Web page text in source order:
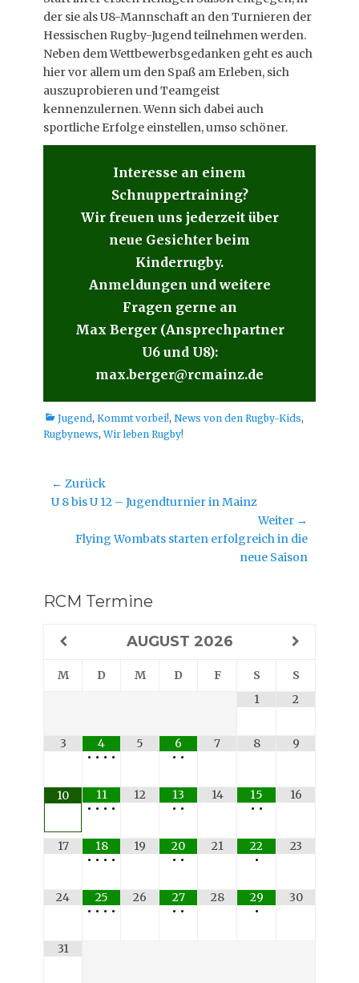
der sie als U8-Mannschaft an den Turnieren der
Hessischen Rugby-Jugend teilnehmen werden.
Neben dem Wettbewerbsgedanken geht es auch
hier vor allem um den Spaß am Erleben, sich
auszuprobieren und Teamgeist
kennenzulernen. Wenn sich dabei auch
sportliche Erfolge einstellen, umso schöner.
Interesse an einem
Schnuppertraining?
Wir freuen uns jederzeit über
neue Gesichter beim
Kinderrugby.
Anmeldungen und weitere
Fragen gerne an
Max Berger (Ansprechpartner
U6 und U8):
max.berger@rcmainz.de
Kategorien
Jugend, Kommt vorbei!, News von den Rugby-Kids,
Rugbynews,Wir leben Rugby!
Beitragsnavigation
← Zurück
Vorheriger
U 8 bis U 12 – Jugendturnier in Mainz
Weiter →
Nächster
Flying Wombats starten erfolgreich in die
neue Saison
RCM Termine
AUGUST 2026
M D M D F S
S
1
2
3
4
• • • •
5
6
• •
7 8 9
10
11
• • • •
12
13
• •
14
15
• •
16
17
18
• • • •
19
20
• •
21
22
•
23
24
25
• • • •
26
27
• •
28
29
•
30
31